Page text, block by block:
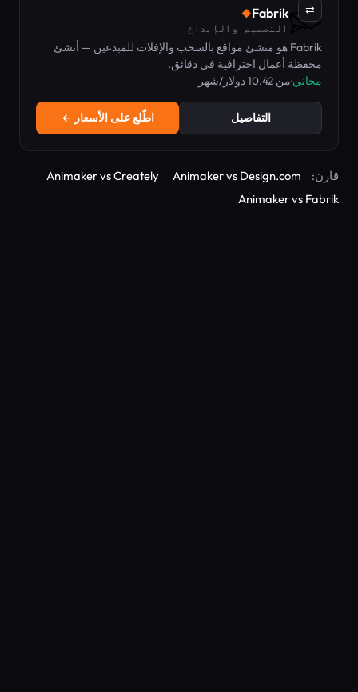
⇄
Fabrik
◆
التصميم والإبداع
Fabrik هو منشئ مواقع بالسحب والإفلات للمبدعين — أنشئ
محفظة أعمال احترافية في دقائق.
مجاني·من 10.42 دولار/شهر
التفاصيل اطّلع على الأسعار ←
قارن: Animaker vs Creately
Animaker vs Design.com
Animaker vs Fabrik